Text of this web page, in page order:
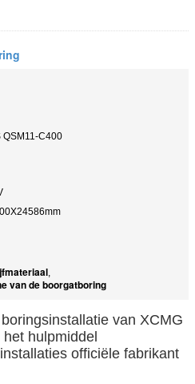
QSM11-C400
,
van de boorgatboring
van XCMG
hulpmiddel
officiële fabrikant